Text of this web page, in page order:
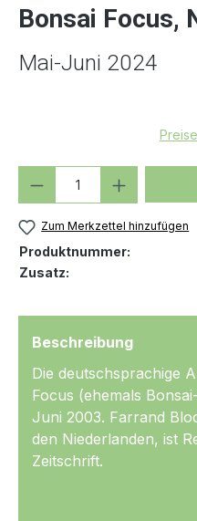
Bonsai Focus,
Mai-Juni 2024
Produkt Anzahl:
Zum Merkzettel hinzufügen
Produktnummer:
Zusatz:
Beschreibung
Die deutschsprachige
Focus (ehemals
Juni 2003. Farrand
den Niederlanden, ist
Zeitschrift.